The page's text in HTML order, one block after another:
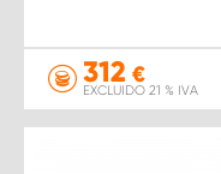
312 €
EXCLUIDO 21 % IVA